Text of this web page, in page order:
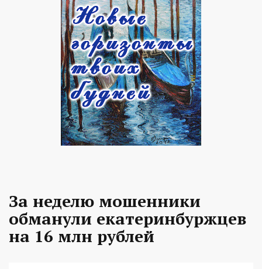
За неделю мошенники
обманули екатеринбуржцев
на 16 млн рублей